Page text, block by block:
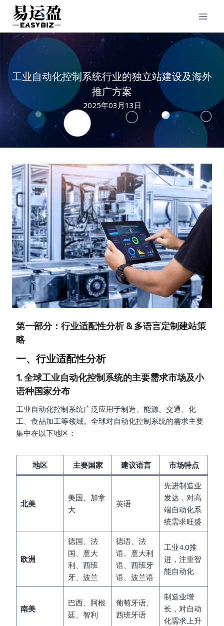
content
工业自动化控制系统行业的独立站建设及海外
推广方案
2025年03月13日
第一部分：行业适配性分析 & 多语言定制建站策
略
一、行业适配性分析
1. 全球工业自动化控制系统的主要需求市场及小
语种国家分布
工业自动化控制系统广泛应用于制造、能源、交通、化
工、食品加工等领域。全球对自动化控制系统的需求主要
集中在以下地区：
地区 主要国家 建议语言 市场特点
北美
美国、加拿
大
英语
先进制造业
发达，对高
端自动化系
统需求旺盛
欧洲
德国、法
国、意大
利、西班
牙、波兰
德语、法
语、意大利
语、西班牙
语、波兰语
工业4.0推
进，注重智
能自动化
南美
巴西、阿根
廷、智利
葡萄牙语、
西班牙语
制造业增
长，对自动
化需求上升